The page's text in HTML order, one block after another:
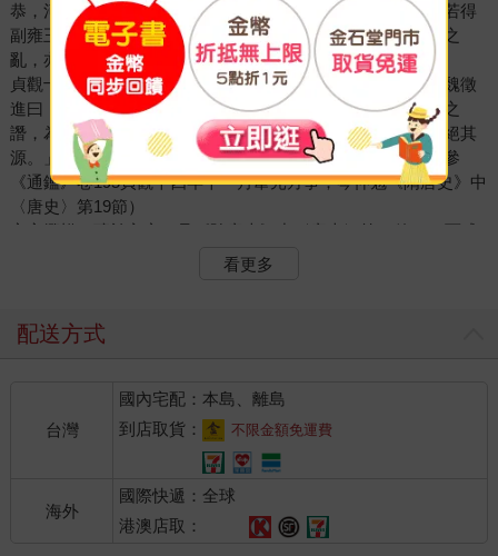
恭，河北為烈，河北失於處置，懷恩之攜貳心實致之，懷恩若得
副雍王則適。又因程元振、魚朝恩阻子儀，推原禍始，方鎮之
亂，亦宦官所造成者。
貞觀十一年頃屢遣閹宦充外使，妄有言奏，事發，太宗怒。魏徵
進曰：「閹豎雖微，狎近左右，時有言語，輕而易信，浸潤之
譖，為患特深，今日之明，必無此慮，為子孫教，不可不杜絕其
源。」太宗即詔自今以後，充使宜停。（《政要》卷五。並參
《通鑑》卷195貞觀十四年十一月韋元方事；岑仲勉《隋唐史》中
〈唐史〉第19節）
宦官攬權，釀於玄宗（見《隋唐史》中〈唐史〉第19節），而成
熟於肅、代、德。開、天之際，宦官幾若無所不能，直開前古未
總於元帥，至有一城之將，一旅之兵，各降中使監臨，皆承制詔
皆有中使監陣，進退不由主將，勝輒先使獻捷，不利又陵挫百
端，苟非裴度奏請完全罷去，恐無成功之望。
肅宗時，李輔國以扈從靈武功，還京後拜殿中監，兼閑、五坊
（鵰、鶻、鷹、雞、狗為五坊）、宮院、營田、栽接總監、隴右
群牧、京畿鑄錢、長春宮等使；凡有刑獄，必詣取決，隨意處
分，皆稱制敕。於是譖死建寧王倓（至德二年），矯詔移上皇
看更多
配送方式
台灣
國內宅配：本島、離島
到店取貨：
不限金額免運費
海外
國際快遞：全球
港澳店取：